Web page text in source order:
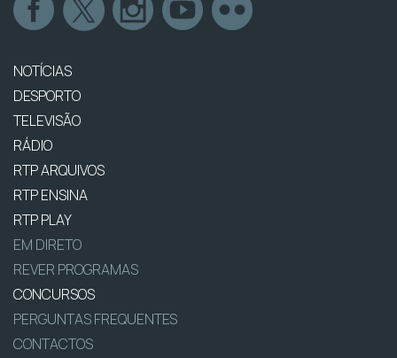
NOTÍCIAS
DESPORTO
TELEVISÃO
RÁDIO
RTP ARQUIVOS
RTP ENSINA
RTP PLAY
EM DIRETO
REVER PROGRAMAS
CONCURSOS
PERGUNTAS FREQUENTES
CONTACTOS